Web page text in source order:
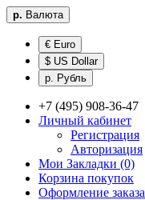
р. Валюта
€ Euro
$ US Dollar
р. Рубль
+7 (495) 908-36-47
Личный кабинет
Регистрация
Авторизация
Мои Закладки (0)
Корзина покупок
Оформление заказа